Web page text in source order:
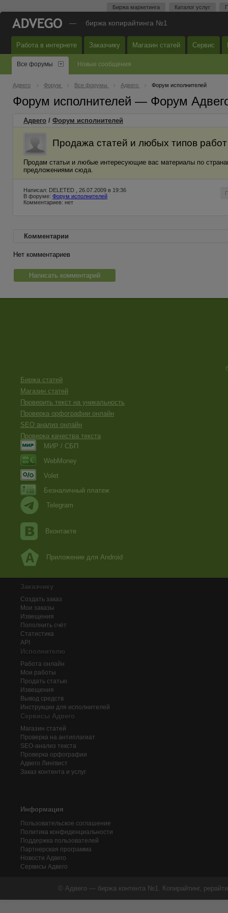
Биржа маркетинга Каталог услуг
— биржа копирайтинга №1
Работа в интернете Заказчику Магазин статей Сервис
Все форумы Новые сообщения
Адвего Форум Все форумы Адвего Форум исполнителей
Форум исполнителей — Форум
Адвего / Форум исполнителей
Продажа статей и любых типов
Продам статьи и любые интересующие вас материалы по
предложениями сюда.
Написал: DELETED , 26.07.2009 в 19:36
В форуме: Форум исполнителей
Комментариев: нет
Комментарии
Нет комментариев
Написать комментарий
Биржа статей
Магазин статей
Проверить текст на уникальность
Проверка орфографии онлайн
SEO анализ онлайн
Проверка качества текста
МИР / СБП
WebMoney
Volet
Безналичный платеж
Telegram
Вконтакте
Приложение для Android
Заказчику
Создать заказ
Мои заказы
Извещения
Пополнить счёт
Статистика
API
Исполнителю
Работа онлайн
Мои работы
Продать статью
Извещения
Вывод средств
Инструкции для исполнителей
Сервисы Адвего
Магазин статей
Проверка на антиплагиат
SEO-анализ текста
Проверка орфографии
Адвего Лингвист
Заказ контента и услуг
Информация
Пользовательское соглашение
Политика конфиденциальности
Поддержка пользователей
Партнерская программа
Новости Адвего
Сервисы Адвего
© Адвего — биржа контента №1. Копирайтинг,